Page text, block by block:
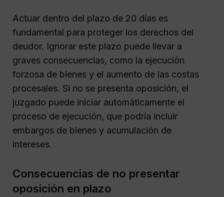
Actuar dentro del plazo de 20 días es
fundamental para proteger los derechos del
deudor. Ignorar este plazo puede llevar a
graves consecuencias, como la ejecución
forzosa de bienes y el aumento de las costas
procesales. Si no se presenta oposición, el
juzgado puede iniciar automáticamente el
proceso de ejecución, que podría incluir
embargos de bienes y acumulación de
intereses.
Consecuencias de no presentar
oposición en plazo